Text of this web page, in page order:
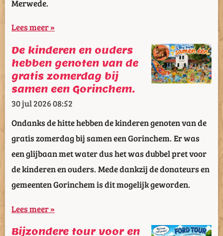
Merwede.
Lees meer »
De kinderen en ouders
hebben genoten van de
gratis zomerdag bij
samen een Gorinchem.
30 jul 202608:52
Ondanks de hitte hebben de kinderen genoten van de
gratis zomerdag bij samen een Gorinchem. Er was
een glijbaan met water dus het was dubbel pret voor
de kinderen en ouders. Mede dankzij de donateurs en
gemeenten Gorinchem is dit mogelijk geworden.
Lees meer »
Bijzondere tour voor en